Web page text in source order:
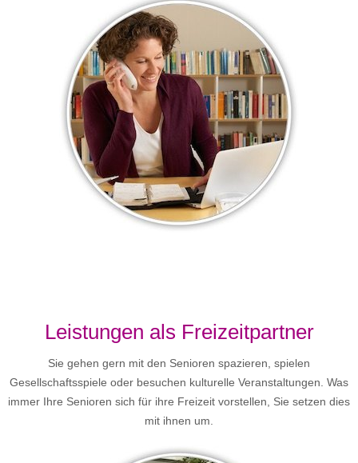
Leistungen als Freizeitpartner
Sie gehen gern mit den Senioren spazieren, spielen
Gesellschaftsspiele oder besuchen kulturelle Veranstaltungen. Was
immer Ihre Senioren sich für ihre Freizeit vorstellen, Sie setzen dies
mit ihnen um.